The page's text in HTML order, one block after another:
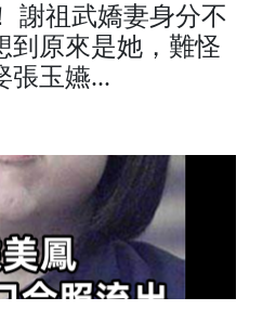
謝祖武嬌妻身分不
到原來是她，難怪
張玉嬿...